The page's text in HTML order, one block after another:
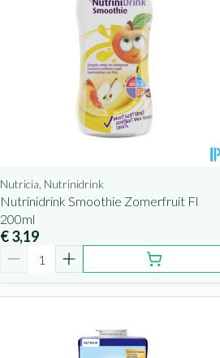
Nutricia, Nutrinidrink
Nutrinidrink Smoothie Zomerfruit Fl
200ml
€ 3,19